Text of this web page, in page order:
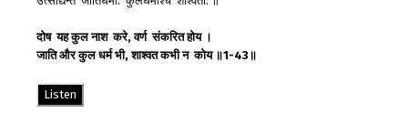
दोष यह कुल नाश करे,वर्ण संकरित होय ।
जाति और कुल धर्म भी,शाश्वत कभी न कोय ॥1-43 ॥
Listen